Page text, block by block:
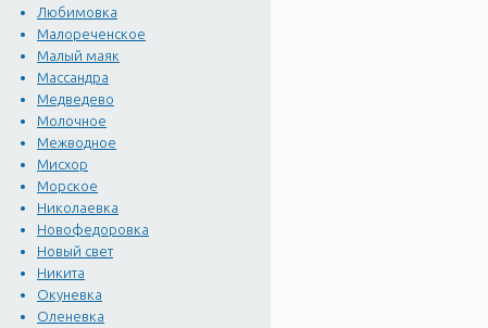
Любимовка
Малореченское
Малый маяк
Массандра
Медведево
Молочное
Межводное
Мисхор
Морское
Николаевка
Новофедоровка
Новый свет
Никита
Окуневка
Оленевка